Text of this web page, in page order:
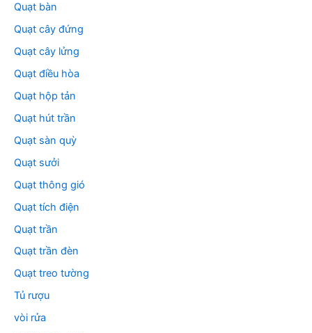
Quạt bàn
Quạt cây đứng
Quạt cây lửng
Quạt điều hòa
Quạt hộp tản
Quạt hút trần
Quạt sàn quỳ
Quạt sưởi
Quạt thông gió
Quạt tích điện
Quạt trần
Quạt trần đèn
Quạt treo tường
Tủ rượu
vòi rửa